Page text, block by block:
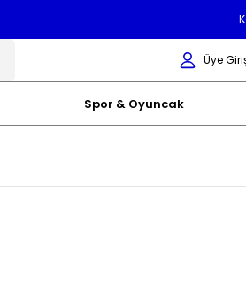
Üye
Spor & Oyuncak